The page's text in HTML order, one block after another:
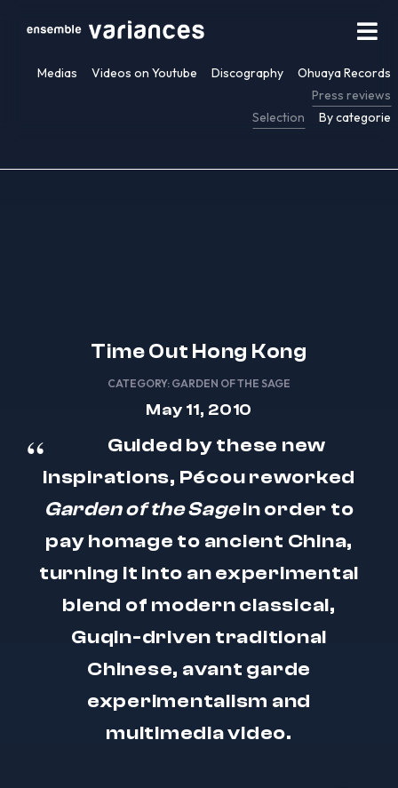
Medias Videos on Youtube Discography
Ohuaya Records
Press reviews
Selection
By categorie
Time Out Hong Kong
CATEGORY: GARDEN OF THE SAGE
May 11, 2010
Guided by these new
inspirations, Pécou reworked
Garden of the Sagein order to
pay homage to ancient China,
turning it into an experimental
blend of modern classical,
Guqin-driven traditional
Chinese, avant garde
experimentalism and
multimedia video.